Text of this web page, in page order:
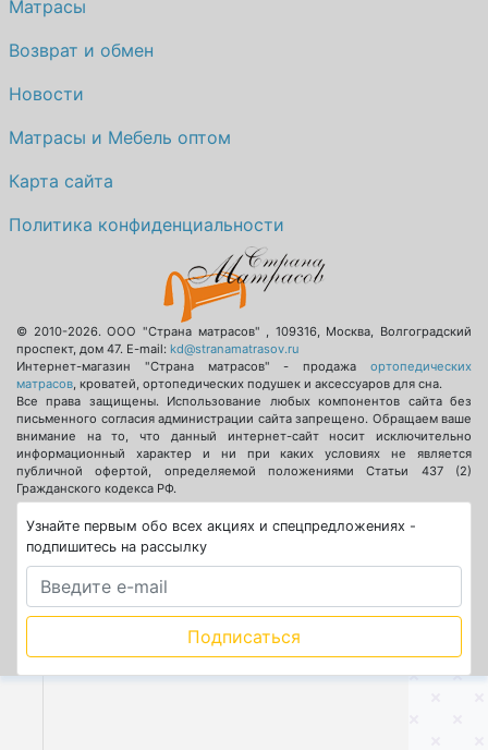
Матрасы
Возврат и обмен
Новости
Матрасы и Мебель оптом
Карта сайта
Политика конфиденциальности
© 2010-2026.ООО "Страна матрасов" , 109316, Москва, Волгоградский
проспект, дом 47. E-mail: kd@stranamatrasov.ru
Интернет-магазин "Страна матрасов" - продажа ортопедических
матрасов, кроватей, ортопедических подушек и аксессуаров для сна.
Все права защищены. Использование любых компонентов сайта без
письменного согласия администрации сайта запрещено. Обращаем ваше
внимание на то, что данный интернет-сайт носит исключительно
информационный характер и ни при каких условиях не является
публичной офертой, определяемой положениями Статьи 437 (2)
Гражданского кодекса РФ.
Узнайте первым обо всех акциях и спецпредложениях -
подпишитесь на рассылку